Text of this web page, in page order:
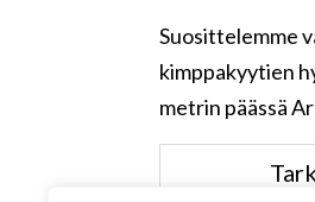
Suosittelemme
kimppakyytien
metrin päässä